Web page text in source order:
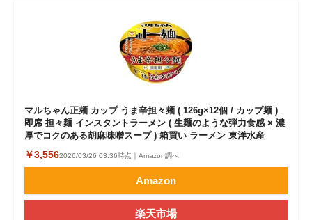
マルちゃん正麺 カップ うま辛担々麺 ( 126g×12個 / カップ麺 )
即席 担々麺 インスタントラーメン ( 生麺のような弾力食感 × 濃
厚でコクのある胡麻味噌スープ ) 箱買い ラーメン 東洋水産
￥3,5562026/03/26 03:36時点｜Amazon調べ
Amazon
楽天市場